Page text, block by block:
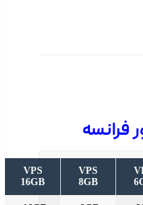
VPS
16GB